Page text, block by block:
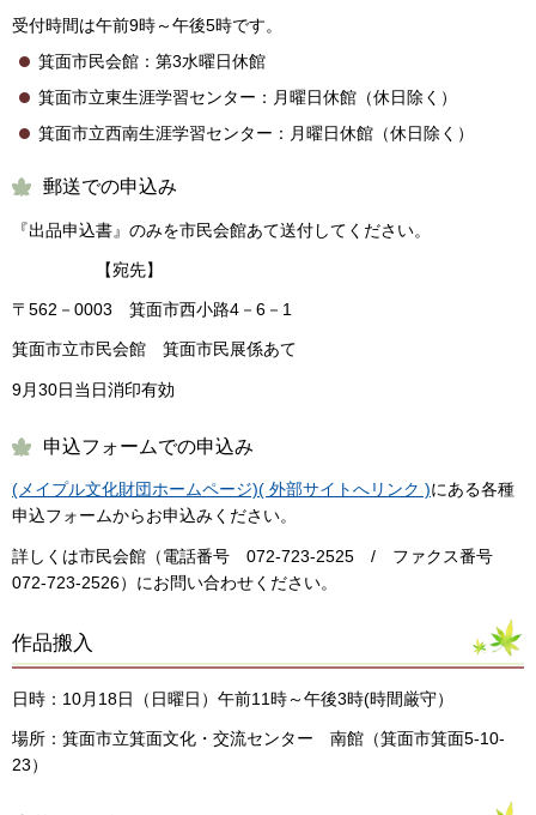
受付時間は午前9時～午後5時です。
箕面市民会館：第3水曜日休館
箕面市立東生涯学習センター：月曜日休館（休日除く）
箕面市立西南生涯学習センター：月曜日休館（休日除く）
郵送での申込み
『出品申込書』のみを市民会館あて送付してください。
【宛先】
〒562－0003 箕面市西小路4－6－1
箕面市立市民会館 箕面市民展係あて
9月30日当日消印有効
申込フォームでの申込み
(メイプル文化財団ホームページ)( 外部サイトへリンク )にある各種
申込フォームからお申込みください。
詳しくは市民会館（電話番号 072-723-2525 / ファクス番号
072-723-2526）にお問い合わせください。
作品搬入
日時：10月18日（日曜日）午前11時～午後3時(時間厳守）
場所：箕面市立箕面文化・交流センター 南館（箕面市箕面5-10-
23）